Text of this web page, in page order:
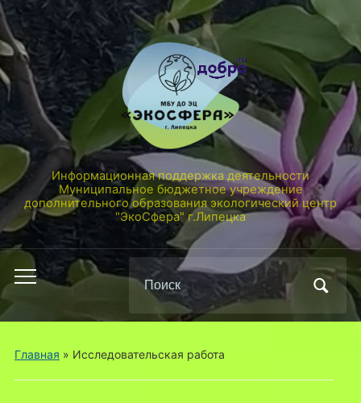
Информационная поддержка деятельности
Муниципальное бюджетное учреждение
дополнительного образования экологический центр
"ЭкоСфера" г.Липецка
Переключить
меню
Поиск
по:
Главная » Исследовательская работа